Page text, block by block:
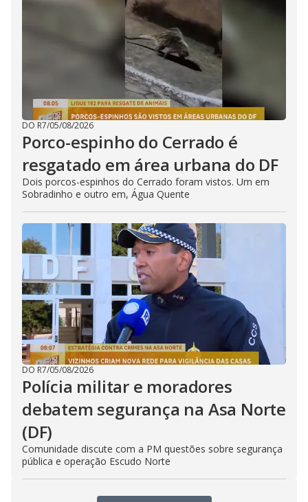
DO R7/05/08/2026
Porco-espinho do Cerrado é
resgatado em área urbana do DF
Dois porcos-espinhos do Cerrado foram vistos. Um em
Sobradinho e outro em, Água Quente
DO R7/05/08/2026
Polícia militar e moradores
debatem segurança na Asa Norte
(DF)
Comunidade discute com a PM questões sobre segurança
pública e operação Escudo Norte